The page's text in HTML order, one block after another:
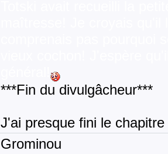
***Fin du divulgâcheur***
J'ai presque fini le chapitre
Grominou